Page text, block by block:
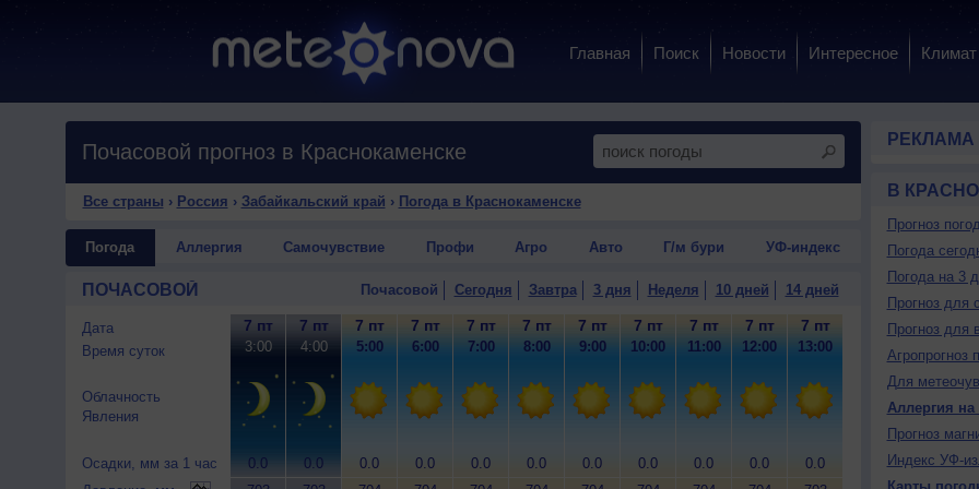
Главная Поиск Новости Интересное Климат
Почасовой прогноз в Краснокаменске
Все страны › Россия › Забайкальский край › Погода в Краснокаменске
Погода Аллергия Самочувствие Профи Агро Авто Г/м бури УФ-индекс
ПОЧАСОВОЙ Почасовой Сегодня Завтра 3 дня Неделя 10 дней 14 дней
Дата
Время суток
Облачность
Явления
Осадки, мм за 1 час
7 пт
3:00
0.0
7 пт
4:00
0.0
7 пт
5:00
0.0
7 пт
6:00
0.0
7 пт
7:00
0.0
7 пт
8:00
0.0
7 пт
9:00
0.0
7 пт
10:00
0.0
7 пт
11:00
0.0
7 пт
12:00
0.0
7 пт
13:00
0.0
7 пт
0.0
7
РЕКЛАМА
В
Прогноз
Погода
Погода на 3
Прогноз для
Прогноз для
Агропрогноз
Для
Аллергия на
Прогноз
Индекс УФ-